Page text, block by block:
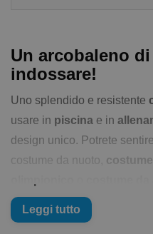
Un arcobaleno
indossare!
Uno splendido e resistente
usare in piscina e in
design unico. Potrete
costume da nuoto,
sostanza ilcostume
nuoto liberoè
Leggi tutto